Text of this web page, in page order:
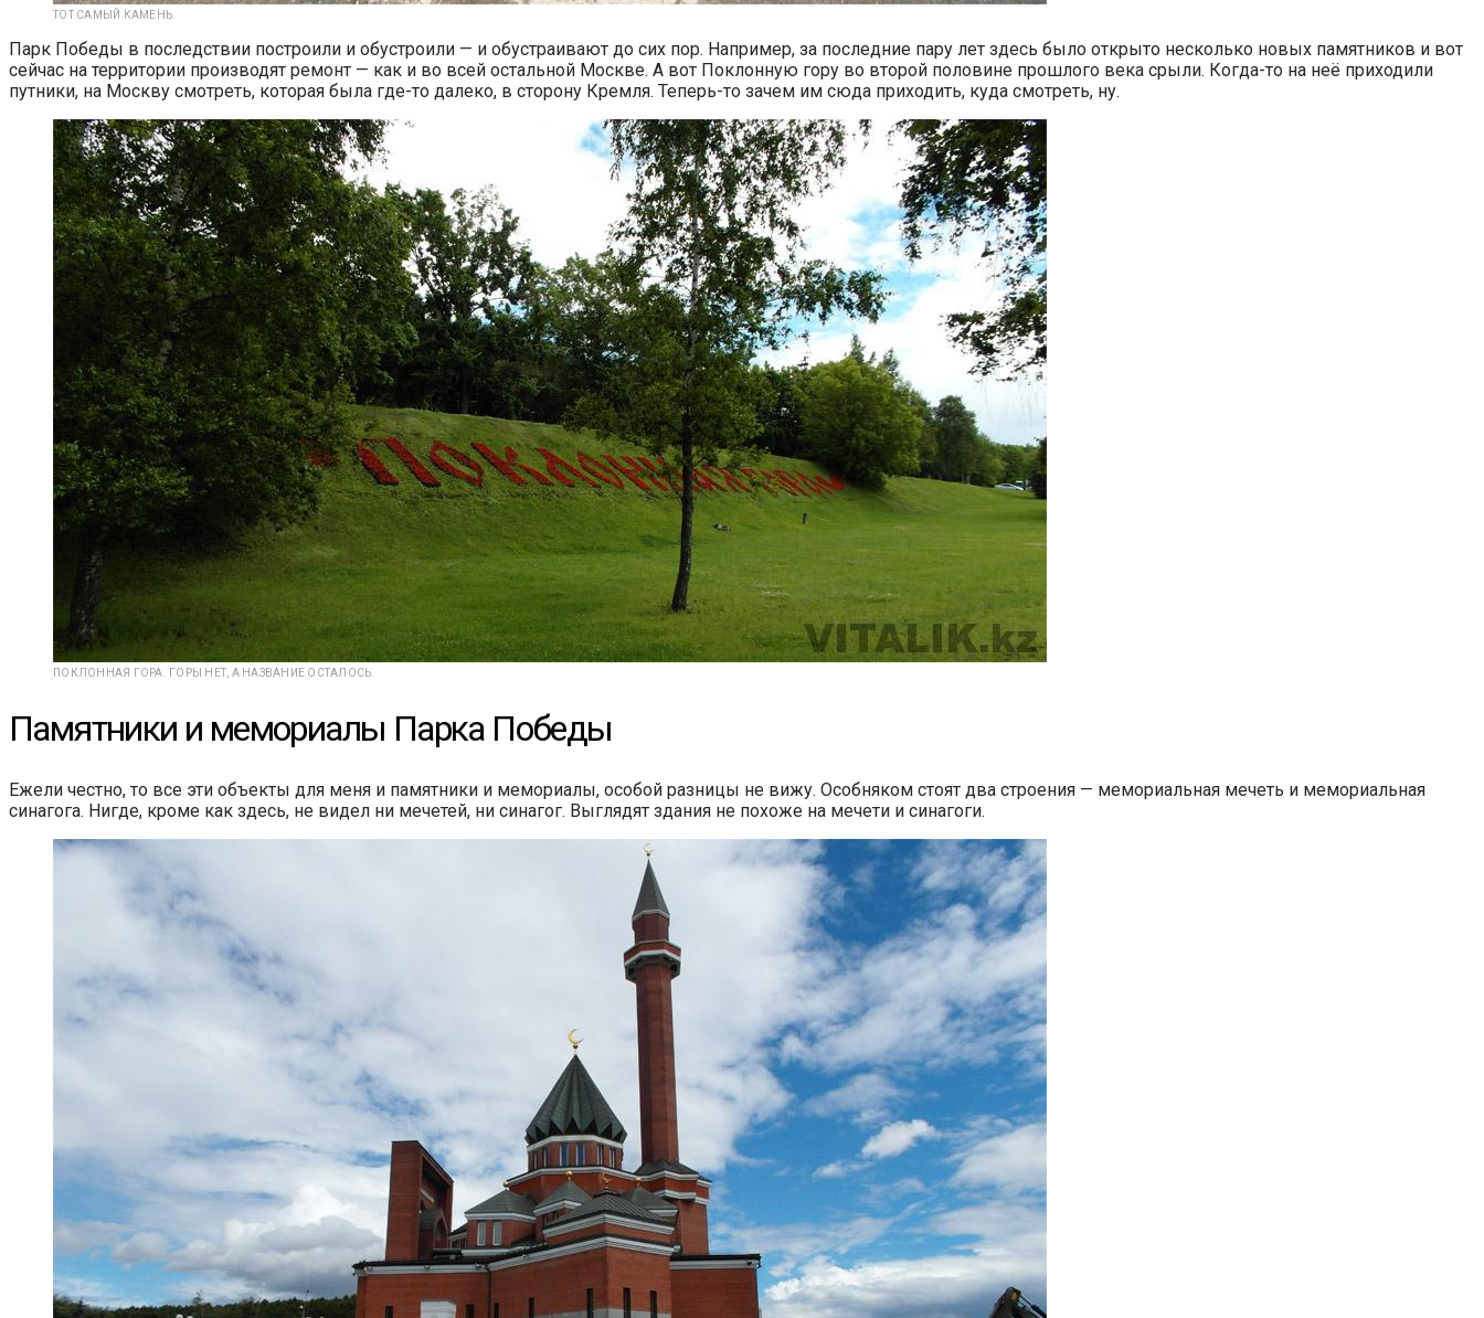
ТОТ САМЫЙ КАМЕНЬ.
Парк Победы в последствии построили и обустроили — и обустраивают до сих пор. Например, за последние пару лет здесь было открыто несколько новых памятников и вот
сейчас на территории производят ремонт — как и во всей остальной Москве. А вот Поклонную гору во второй половине прошлого века срыли. Когда-то на неё приходили
путники, на Москву смотреть, которая была где-то далеко, в сторону Кремля. Теперь-то зачем им сюда приходить, куда смотреть, ну.
ПОКЛОННАЯ ГОРА. ГОРЫ НЕТ, А НАЗВАНИЕ ОСТАЛОСЬ.
Памятники и мемориалы Парка Победы
Ежели честно, то все эти объекты для меня и памятники и мемориалы, особой разницы не вижу. Особняком стоят два строения — мемориальная мечеть и мемориальная
синагога. Нигде, кроме как здесь, не видел ни мечетей, ни синагог. Выглядят здания не похоже на мечети и синагоги.